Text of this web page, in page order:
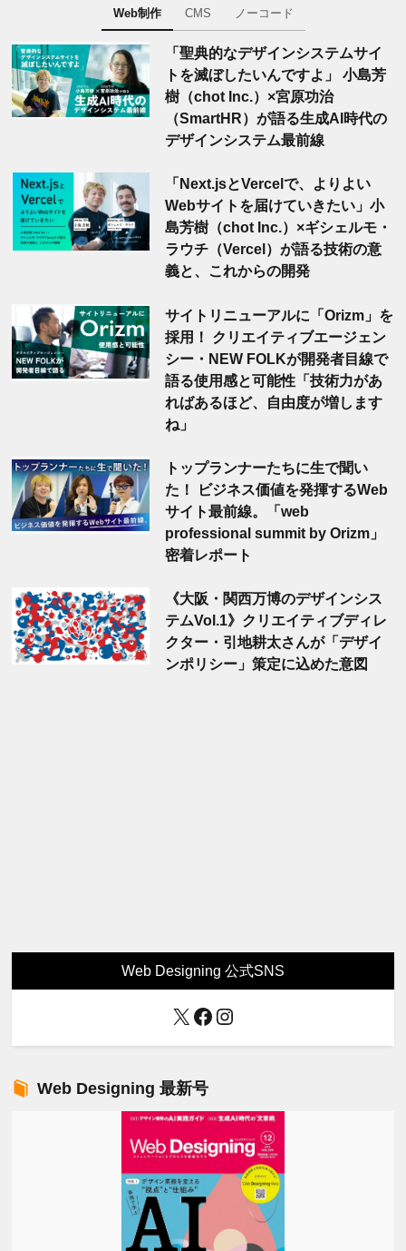
Web制作 CMS ノーコード
「聖典的なデザインシステムサイ
トを滅ぼしたいんですよ」 小島芳
樹（chot Inc.）×宮原功治
（SmartHR）が語る生成AI時代の
デザインシステム最前線
「Next.jsとVercelで、よりよい
Webサイトを届けていきたい」小
島芳樹（chot Inc.）×ギシェルモ・
ラウチ（Vercel）が語る技術の意
義と、これからの開発
サイトリニューアルに「Orizm」を
採用！ クリエイティブエージェン
シー・NEW FOLKが開発者目線で
語る使用感と可能性「技術力があ
ればあるほど、自由度が増します
ね」
トップランナーたちに生で聞い
た！ ビジネス価値を発揮するWeb
サイト最前線。「web
professional summit by Orizm」
密着レポート
《大阪・関西万博のデザインシス
テムVol.1》クリエイティブディレ
クター・引地耕太さんが「デザイ
ンポリシー」策定に込めた意図
Web Designing 公式SNS
X Facebook
Instagram
Web Designing 最新号